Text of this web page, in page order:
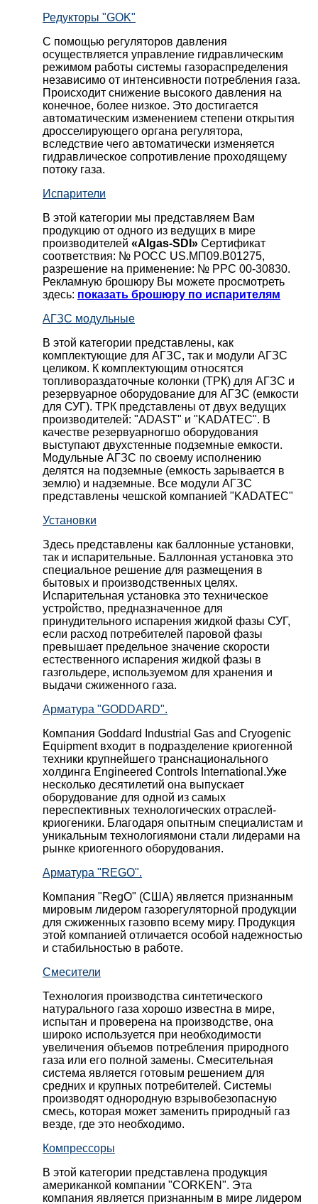
Редукторы "GOK"
С помощью регуляторов давления
осуществляется управление гидравлическим
режимом работы системы газораспределения
независимо от интенсивности потребления газа.
Происходит снижение высокого давления на
конечное, более низкое. Это достигается
автоматическим изменением степени открытия
дросселирующего органа регулятора,
вследствие чего автоматически изменяется
гидравлическое сопротивление проходящему
потоку газа.
Испарители
В этой категории мы представляем Вам
продукцию от одного из ведущих в мире
производителей «Algas-SDI» Сертификат
соответствия: № РОСС US.МП09.В01275,
разрешение на применение: № РРС 00-30830.
Рекламную брошюру Вы можете просмотреть
здесь: показать брошюру по испарителям
АГЗС модульные
В этой категории представлены, как
комплектующие для АГЗС, так и модули АГЗС
целиком. К комплектующим относятся
топливораздаточные колонки (ТРК) для АГЗС и
резервуарное оборудование для АГЗС (емкости
для СУГ). ТРК представлены от двух ведущих
производителей: "ADAST" и "KADATEC". В
качестве резервуарногшо оборудования
выступают двухстенные подземные емкости.
Модульные АГЗС по своему исполнению
делятся на подземные (емкость зарывается в
землю) и надземные. Все модули АГЗС
представлены чешской компанией "KADATEC"
Установки
Здесь представлены как баллонные установки,
так и испарительные. Баллонная установка это
специальное решение для размещения в
бытовых и производственных целях.
Испарительная установка это техническое
устройство, предназначенное для
принудительного испарения жидкой фазы СУГ,
если расход потребителей паровой фазы
превышает предельное значение скорости
естественного испарения жидкой фазы в
газгольдере, используемом для хранения и
выдачи сжиженного газа.
Арматура "GODDARD".
Компания Goddard Industrial Gas and Cryogenic
Equipment входит в подразделение криогенной
техники крупнейшего транснационального
холдинга Engineered Controls International.Уже
несколько десятилетий она выпускает
оборудование для одной из самых
переспективных технологических отраслей-
криогеники. Благодаря опытным специалистам и
уникальным технологиямони стали лидерами на
рынке криогенного оборудования.
Арматура "REGO".
Компания "RegO" (США) является признанным
мировым лидером газорегуляторной продукции
для сжиженных газовпо всему миру. Продукция
этой компанией отличается особой надежностью
и стабильностью в работе.
Смесители
Технология производства синтетического
натурального газа хорошо известна в мире,
испытан и проверена на производстве, она
широко используется при необходимости
увеличения объемов потребления природного
газа или его полной замены. Смесительная
система является готовым решением для
средних и крупных потребителей. Системы
производят однородную взрывобезопасную
смесь, которая может заменить природный газ
везде, где это необходимо.
Компрессоры
В этой категории представлена продукция
американкой компании "CORKEN". Эта
компания является признанным в мире лидером